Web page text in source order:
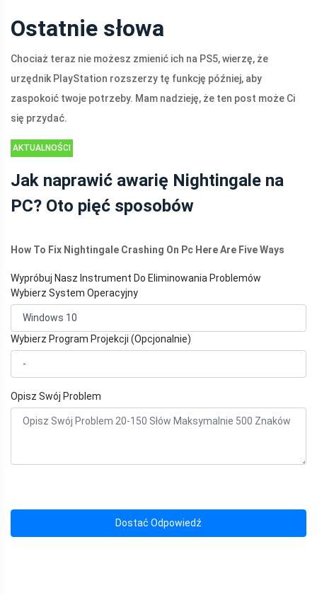
Ostatnie słowa
Chociaż teraz nie możesz zmienić ich na PS5, wierzę, że
urzędnik PlayStation rozszerzy tę funkcję później, aby
zaspokoić twoje potrzeby. Mam nadzieję, że ten post może Ci
się przydać.
AKTUALNOŚCI
Jak naprawić awarię Nightingale na
PC? Oto pięć sposobów
How To Fix Nightingale Crashing On Pc Here Are Five Ways
Wypróbuj Nasz Instrument Do Eliminowania Problemów
Wybierz System Operacyjny
Wybierz Program Projekcji (Opcjonalnie)
Opisz Swój Problem
Dostać Odpowiedź